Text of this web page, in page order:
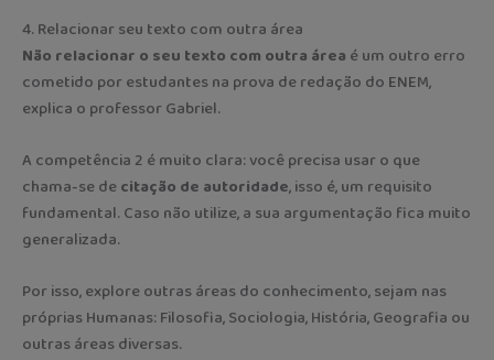
4. Relacionar seu texto com outra área
Não relacionar o seu texto com outra área é um outro erro
cometido por estudantes na prova de redação do ENEM,
explica o professor Gabriel.
A competência 2 é muito clara: você precisa usar o que
chama-se decitação de autoridade, isso é, um requisito
fundamental. Caso não utilize, a sua argumentação fica muito
generalizada.
Por isso, explore outras áreas do conhecimento, sejam nas
próprias Humanas: Filosofia, Sociologia, História, Geografia ou
outras áreas diversas.